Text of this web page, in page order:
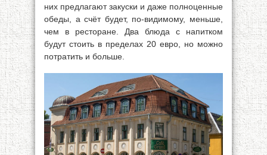
них предлагают закуски и даже полноценные
обеды, а счёт будет, по-видимому, меньше,
чем в ресторане. Два блюда с напитком
будут стоить в пределах 20 евро, но можно
потратить и больше.